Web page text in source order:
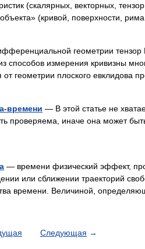
(скалярных, векторных,
(кривой, поверхности,
геометрии тензор
способов измерения кривизны
геометрии плоского евклидова
времени — В этой статье не
проверяема, иначе она может
— времени физический эффект,
или сближении траекторий
времени. Величиной,
Следующая →